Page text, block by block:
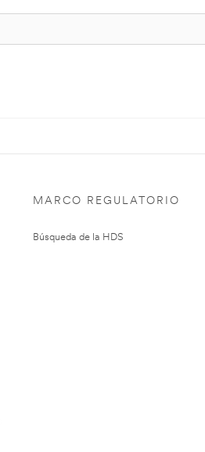
MARCO REGULATORIO
Búsqueda de la HDS